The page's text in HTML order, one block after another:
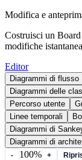
Modifica e
Costruisci un
modifiche
Editor
Diagrammi di flusso
Diagrammi delle
Percorso utente
Linee temporali
Diagrammi di
Diagrammi di
- 100% +